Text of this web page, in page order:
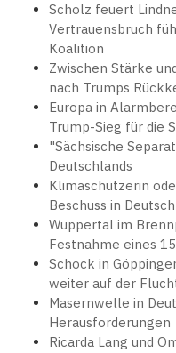
Scholz feuert
Vertrauensbruch
Koalition
Zwischen Stärke
nach Trumps
Europa in
Trump-Sieg für die
"Sächsische
Deutschlands
Klimaschützerin
Beschuss in
Wuppertal im
Festnahme eines
Schock in
weiter auf der
Masernwelle in
Herausforderungen
Ricarda Lang und